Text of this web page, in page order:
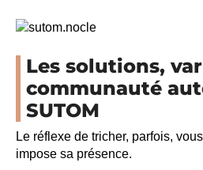
Les solutions,
communauté
SUTOM
Le réflexe de tricher, parfois,
impose sa présence.